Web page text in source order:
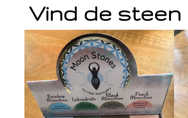
Vind de steen